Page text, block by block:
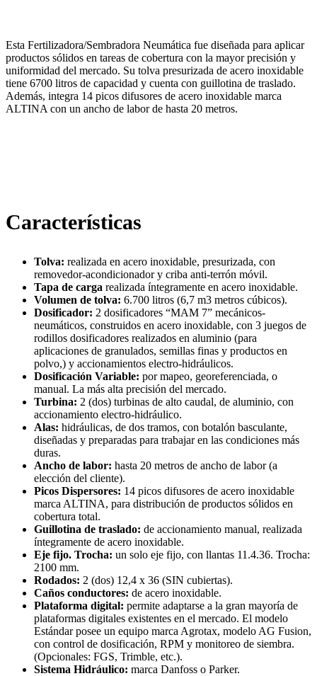
Esta Fertilizadora/Sembradora Neumática fue diseñada para aplicar
productos sólidos en tareas de cobertura con la mayor precisión y
uniformidad del mercado. Su tolva presurizada de acero inoxidable
tiene 6700 litros de capacidad y cuenta con guillotina de traslado.
Además, integra 14 picos difusores de acero inoxidable marca
ALTINA con un ancho de labor de hasta 20 metros.
Características
Tolva: realizada en acero inoxidable, presurizada, con
removedor-acondicionador y criba anti-terrón móvil.
Tapa de carga realizada íntegramente en acero inoxidable.
Volumen de tolva: 6.700 litros (6,7 m3 metros cúbicos).
Dosificador: 2 dosificadores “MAM 7” mecánicos-
neumáticos, construidos en acero inoxidable, con 3 juegos de
rodillos dosificadores realizados en aluminio (para
aplicaciones de granulados, semillas finas y productos en
polvo,) y accionamientos electro-hidráulicos.
Dosificación Variable: por mapeo, georeferenciada, o
manual. La más alta precisión del mercado.
Turbina: 2 (dos) turbinas de alto caudal, de aluminio, con
accionamiento electro-hidráulico.
Alas: hidráulicas, de dos tramos, con botalón basculante,
diseñadas y preparadas para trabajar en las condiciones más
duras.
Ancho de labor: hasta 20 metros de ancho de labor (a
elección del cliente).
Picos Dispersores: 14 picos difusores de acero inoxidable
marca ALTINA, para distribución de productos sólidos en
cobertura total.
Guillotina de traslado: de accionamiento manual, realizada
íntegramente de acero inoxidable.
Eje fijo. Trocha: un solo eje fijo, con llantas 11.4.36. Trocha:
2100 mm.
Rodados: 2 (dos) 12,4 x 36 (SIN cubiertas).
Caños conductores: de acero inoxidable.
Plataforma digital: permite adaptarse a la gran mayoría de
plataformas digitales existentes en el mercado. El modelo
Estándar posee un equipo marca Agrotax, modelo AG Fusion,
con control de dosificación, RPM y monitoreo de siembra.
(Opcionales: FGS, Trimble, etc.).
Sistema Hidráulico: marca Danfoss o Parker.